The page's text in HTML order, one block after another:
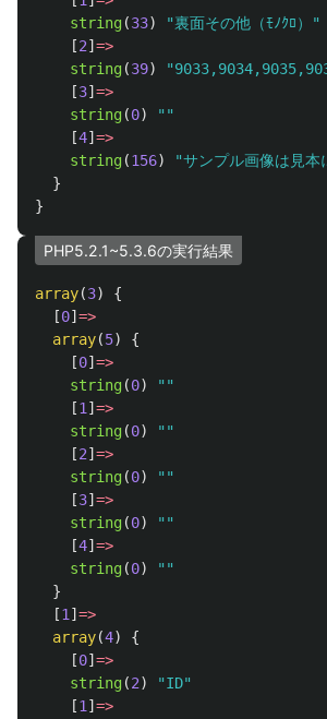
string(33)
"裏面その他（ﾓﾉｸﾛ）"
[2] =>
string(39)
[3] =>
string(0)
""
[4] =>
string(156)
"サンプル画像は見
}
}
PHP5.2.1~5.3.6の実行結果
array(3)
{
[0] =>
array(5)
{
[0] =>
string(0)
""
[1 ] =>
string(0)
""
[2] =>
string(0)
""
[3] =>
string(0)
""
[4] =>
string(0)
""
}
[1 ] =>
array(4)
{
[0] =>
string(2)
"ID"
[1 ] =>